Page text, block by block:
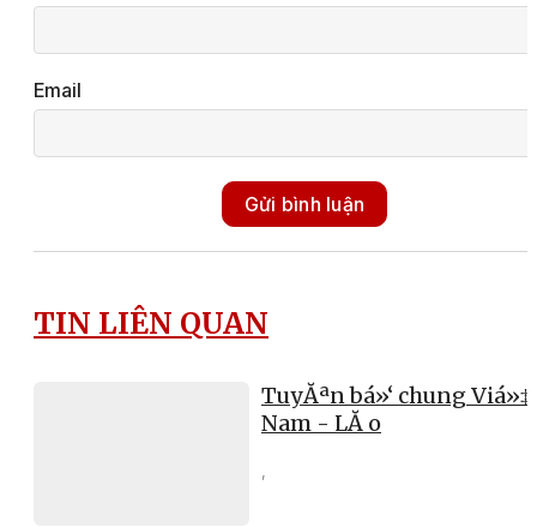
Email
Gửi bình luận
TIN LIÊN QUAN
TuyĂªn bá»‘ chung
Nam - LĂ o
,